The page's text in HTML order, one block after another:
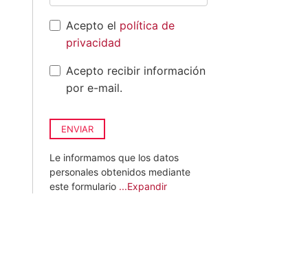
Acepto el política de
privacidad
Acepto recibir información
por e-mail.
ENVIAR
Le informamos que los datos
personales obtenidos mediante
este formulario ...Expandir